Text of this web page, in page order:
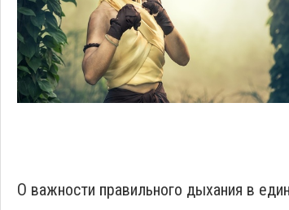
О важности правильного дыхания в